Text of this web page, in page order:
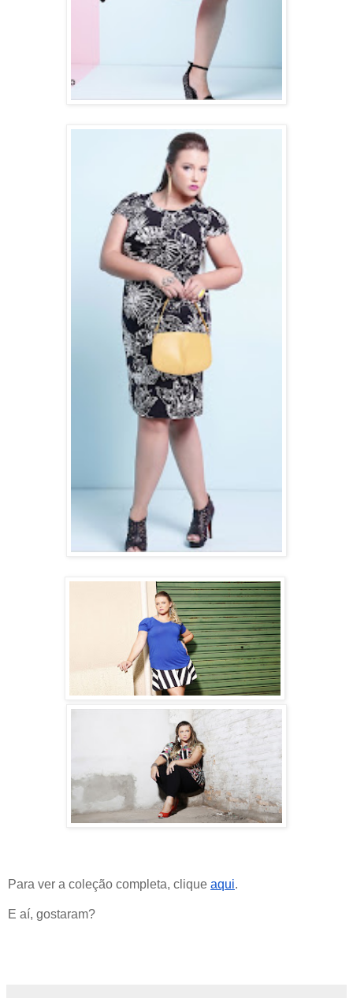
Para ver a coleção completa, clique aqui.
E aí, gostaram?